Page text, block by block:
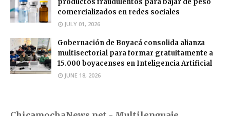
comercializados en redes sociales
JULY 01, 2026
Gobernación de Boyacá consolida alianza
multisectorial para formar gratuitamente a
15.000 boyacenses en Inteligencia Artificial
JUNE 18, 2026